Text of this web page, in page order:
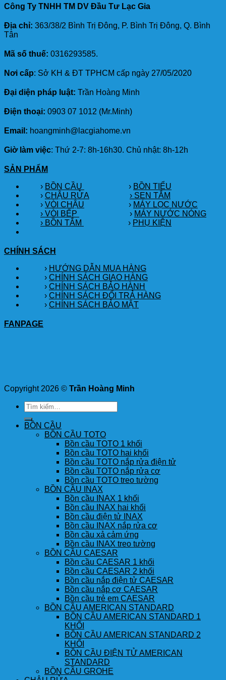
Công Ty TNHH TM DV Đầu Tư Lạc Gia
Địa chỉ: 363/38/2 Bình Trị Đông, P. Bình Trị Đông, Q. Bình
Tân
Mã số thuế: 0316293585.
Nơi cấp: Sở KH & ĐT TPHCM cấp ngày 27/05/2020
Đại diện pháp luật: Trần Hoàng Minh
Điện thoại: 0903 07 1012 (Mr.Minh)
Email: hoangminh@lacgiahome.vn
Giờ làm việc: Thứ 2-7: 8h-16h30. Chủ nhật: 8h-12h
SẢN PHẨM
› BỒN CẦU › BỒN TIỂU
› CHẬU RỬA
› SEN TẮM
› VÒI CHẬU › MÁY LỌC NƯỚC
› VÒI BẾP
› MÁY NƯỚC NÓNG
› BỒN TẮM
› PHỤ KIỆN
CHÍNH SÁCH
› HƯỚNG DẪN MUA HÀNG
› CHÍNH SÁCH GIAO HÀNG
› CHÍNH SÁCH BẢO HÀNH
› CHÍNH SÁCH ĐỔI TRẢ HÀNG
› CHÍNH SÁCH BẢO MẬT
FANPAGE
Copyright 2026 © Trần Hoàng Minh
Tìm
kiếm:
BỒN CẦU
BỒN CẦU TOTO
Bồn cầu TOTO 1 khối
Bồn cầu TOTO hai khối
Bồn cầu TOTO nắp rửa điện tử
Bồn cầu TOTO nắp rửa cơ
Bồn cầu TOTO treo tường
BỒN CẦU INAX
Bồn cầu INAX 1 khối
Bồn cầu INAX hai khối
Bồn cầu điện tử INAX
Bồn cầu INAX nắp rửa cơ
Bồn cầu xả cảm ứng
Bồn cầu INAX treo tường
BỒN CẦU CAESAR
Bồn cầu CAESAR 1 khối
Bồn cầu CAESAR 2 khối
Bồn cầu nắp điện tử CAESAR
Bồn cầu nắp cơ CAESAR
Bồn cầu trẻ em CAESAR
BỒN CẦU AMERICAN STANDARD
BỒN CẦU AMERICAN STANDARD 1
KHỐI
BỒN CẦU AMERICAN STANDARD 2
KHỐI
BỒN CẦU ĐIỆN TỬ AMERICAN
STANDARD
BỒN CẦU GROHE